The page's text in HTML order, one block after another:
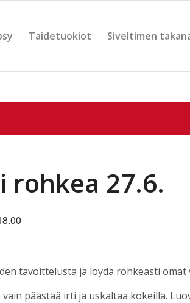
Taidetuokiot Siveltimen
rohkea 27.6.
tavoittelusta ja löydä rohkeasti omat
vain päästää irti ja uskaltaa kokeilla.